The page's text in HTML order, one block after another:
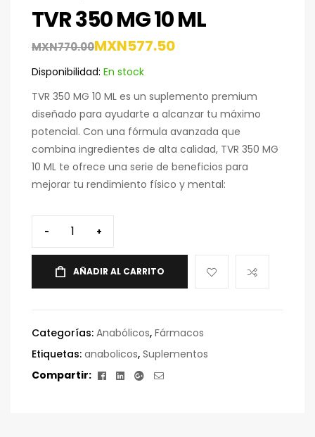
TVR 350 MG 10 ML
MXN770.00MXN577.50
Disponibilidad: En stock
TVR 350 MG 10 ML es un suplemento premium
diseñado para ayudarte a alcanzar tu máximo
potencial. Con una fórmula avanzada que
combina ingredientes de alta calidad, TVR 350 MG
10 ML te ofrece una serie de beneficios para
mejorar tu rendimiento físico y mental:
- +
AÑADIR AL CARRITO
Categorías: Anabólicos, Fármacos
Etiquetas: anabolicos, Suplementos
Compartir:
Facebook
LinkedinGoogle+
Correo